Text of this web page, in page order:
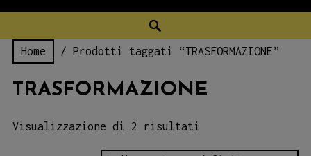
Home / Prodotti taggati “TRASFORMAZIONE”
TRASFORMAZIONE
Visualizzazione di 2 risultati